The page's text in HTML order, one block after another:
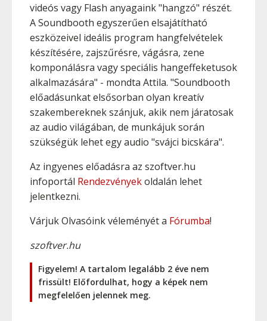
videós vagy Flash anyagaink "hangzó" részét.
A Soundbooth egyszerűen elsajátítható
eszközeivel ideális program hangfelvételek
készítésére, zajszűrésre, vágásra, zene
komponálásra vagy speciális hangeffeketusok
alkalmazására" - mondta Attila. "Soundbooth
előadásunkat elsősorban olyan kreatív
szakembereknek szánjuk, akik nem járatosak
az audio világában, de munkájuk során
szükségük lehet egy audio "svájci bicskára".
Az ingyenes előadásra az szoftver.hu
infoportál Rendezvényekoldalán lehet
jelentkezni.
Várjuk Olvasóink véleményét a Fórumba!
szoftver.hu
Figyelem! A tartalom legalább 2 éve nem
frissült! Előfordulhat, hogy a képek nem
megfelelően jelennek meg.